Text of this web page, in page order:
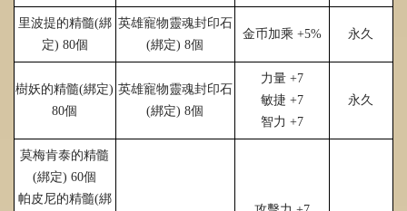
里波提的精髓(綁
定) 80個
英雄寵物靈魂封印石
(綁定) 8個
金币加乘 +5% 永久
樹妖的精髓(綁定)
80個
英雄寵物靈魂封印石
(綁定) 8個
力量 +7
敏捷 +7
智力 +7
永久
莫梅肯泰的精髓
(綁定) 60個
帕皮尼的精髓(綁